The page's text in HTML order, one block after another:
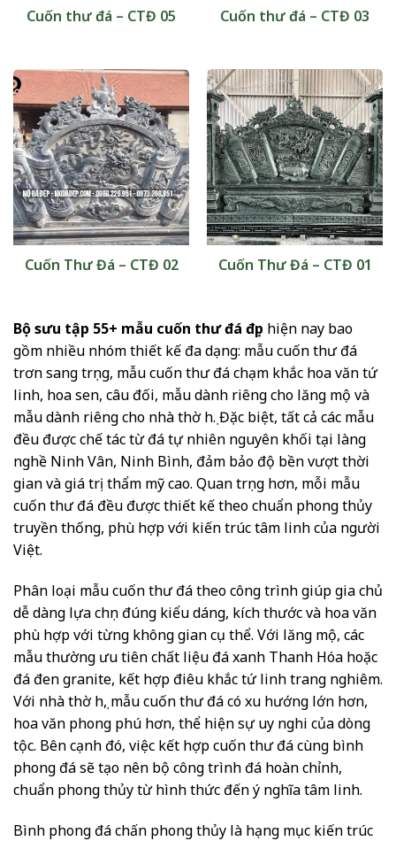
Cuốn thư đá – CTĐ 05 Cuốn thư đá – CTĐ 03
Cuốn Thư Đá – CTĐ 02 Cuốn Thư Đá – CTĐ 01
Bộ sưu tập 55+ mẫu cuốn thư đá đẹp hiện nay bao
gồm nhiều nhóm thiết kế đa dạng: mẫu cuốn thư đá
trơn sang trọng, mẫu cuốn thư đá chạm khắc hoa văn tứ
linh, hoa sen, câu đối, mẫu dành riêng cho lăng mộ và
mẫu dành riêng cho nhà thờ họ. Đặc biệt, tất cả các mẫu
đều được chế tác từ đá tự nhiên nguyên khối tại làng
nghề Ninh Vân, Ninh Bình, đảm bảo độ bền vượt thời
gian và giá trị thẩm mỹ cao. Quan trọng hơn, mỗi mẫu
cuốn thư đá đều được thiết kế theo chuẩn phong thủy
truyền thống, phù hợp với kiến trúc tâm linh của người
Việt.
Phân loại mẫu cuốn thư đá theo công trình giúp gia chủ
dễ dàng lựa chọn đúng kiểu dáng, kích thước và hoa văn
phù hợp với từng không gian cụ thể. Với lăng mộ, các
mẫu thường ưu tiên chất liệu đá xanh Thanh Hóa hoặc
đá đen granite, kết hợp điêu khắc tứ linh trang nghiêm.
Với nhà thờ họ, mẫu cuốn thư đá có xu hướng lớn hơn,
hoa văn phong phú hơn, thể hiện sự uy nghi của dòng
tộc. Bên cạnh đó, việc kết hợp cuốn thư đá cùng bình
phong đá sẽ tạo nên bộ công trình đá hoàn chỉnh,
chuẩn phong thủy từ hình thức đến ý nghĩa tâm linh.
Bình phong đá chấn phong thủy là hạng mục kiến trúc